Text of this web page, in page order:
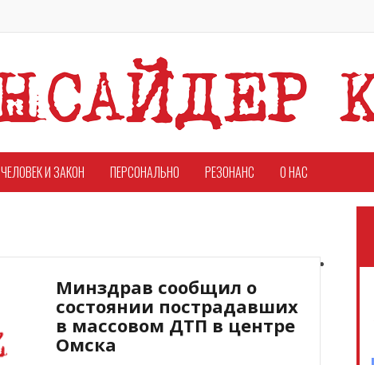
ЧЕЛОВЕК И ЗАКОН ПЕРСОНАЛЬНО РЕЗОНАНС О НАС
Минздрав сообщил о
состоянии пострадавших
в массовом ДТП в центре
Омска